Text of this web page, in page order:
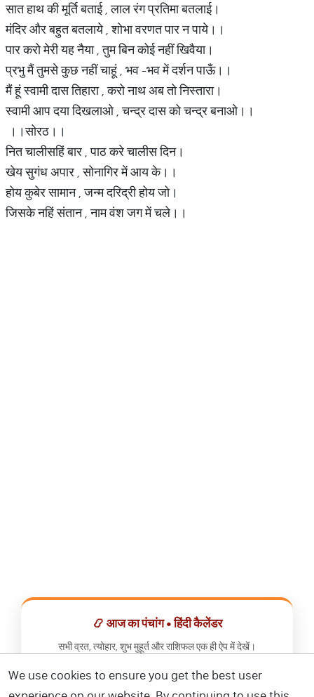
सात हाथ की मूर्ति बताई , लाल रंग प्रतिमा बतलाई।
मंदिर और बहुत बतलाये , शोभा वरणत पार न पाये।।
पार करो मेरी यह नैया , तुम बिन कोई नहीं खिवैया।
प्रभु मैं तुमसे कुछ नहीं चाहूं , भव -भव में दर्शन पाऊँ।।
मैं हूं स्वामी दास तिहारा , करो नाथ अब तो निस्तारा।
स्वामी आप दया दिखलाओ , चन्द्र दास को चन्द्र बनाओ।।
।।सोरठ।।
नित चालीसहिं बार , पाठ करे चालीस दिन।
खेय सुगंध अपार , सोनागिर में आय के।।
होय कुबेर सामान , जन्म दरिद्री होय जो।
जिसके नहिं संतान , नाम वंश जग में चले।।
📿 आज का पंचांग • हिंदी कैलेंडर
सभी व्रत, त्योहार, शुभ मुहूर्त और राशिफल एक ही ऐप में देखें।
📅 हिंदी कैलेंडर ऐप डाउनलोड करें
We use cookies to ensure you get the best user